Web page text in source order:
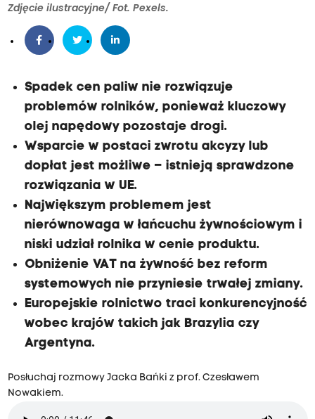
Zdjęcie ilustracyjne/ Fot. Pexels.
Spadek cen paliw nie rozwiązuje
problemów rolników, ponieważ kluczowy
olej napędowy pozostaje drogi.
Wsparcie w postaci zwrotu akcyzy lub
dopłat jest możliwe – istnieją sprawdzone
rozwiązania w UE.
Największym problemem jest
nierównowaga w łańcuchu żywnościowym i
niski udział rolnika w cenie produktu.
Obniżenie VAT na żywność bez reform
systemowych nie przyniesie trwałej zmiany.
Europejskie rolnictwo traci konkurencyjność
wobec krajów takich jak Brazylia czy
Argentyna.
Posłuchaj rozmowy Jacka Bańki z prof. Czesławem
Nowakiem.